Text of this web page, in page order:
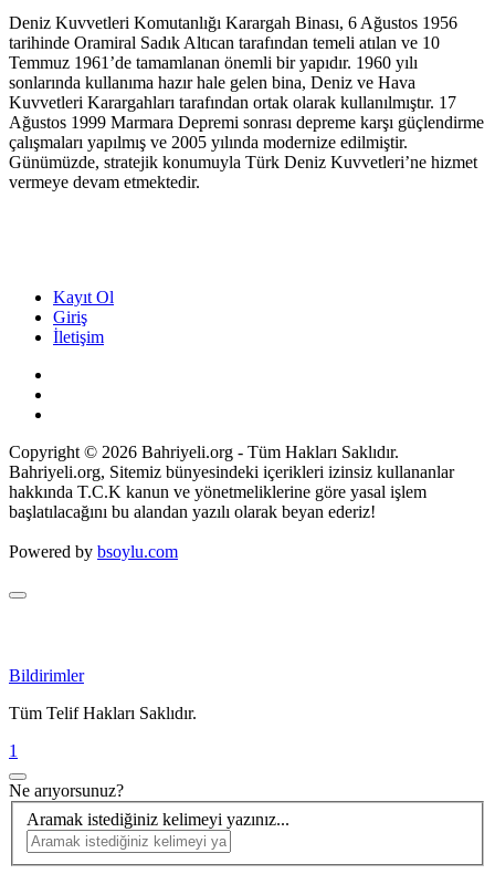
Deniz Kuvvetleri Komutanlığı Karargah Binası, 6 Ağustos 1956
tarihinde Oramiral Sadık Altıcan tarafından temeli atılan ve 10
Temmuz 1961’de tamamlanan önemli bir yapıdır. 1960 yılı
sonlarında kullanıma hazır hale gelen bina, Deniz ve Hava
Kuvvetleri Karargahları tarafından ortak olarak kullanılmıştır. 17
Ağustos 1999 Marmara Depremi sonrası depreme karşı güçlendirme
çalışmaları yapılmış ve 2005 yılında modernize edilmiştir.
Günümüzde, stratejik konumuyla Türk Deniz Kuvvetleri’ne hizmet
vermeye devam etmektedir.
Kayıt Ol
Giriş
İletişim
Copyright © 2026 Bahriyeli.org - Tüm Hakları Saklıdır.
Bahriyeli.org, Sitemiz bünyesindeki içerikleri izinsiz kullananlar
hakkında T.C.K kanun ve yönetmeliklerine göre yasal işlem
başlatılacağını bu alandan yazılı olarak beyan ederiz!
Powered by bsoylu.com
Bildirimler
Tüm Telif Hakları Saklıdır.
1
Ne arıyorsunuz?
Aramak istediğiniz kelimeyi yazınız...